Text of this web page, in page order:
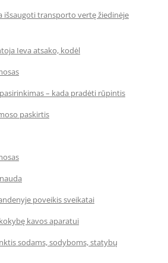
išsaugoti transporto vertę žiedinėje
Ieva atsako, kodėl
– kada pradėti rūpintis
paskirtis
poveikis sveikatai
kavos aparatui
sodams, sodyboms, statybų